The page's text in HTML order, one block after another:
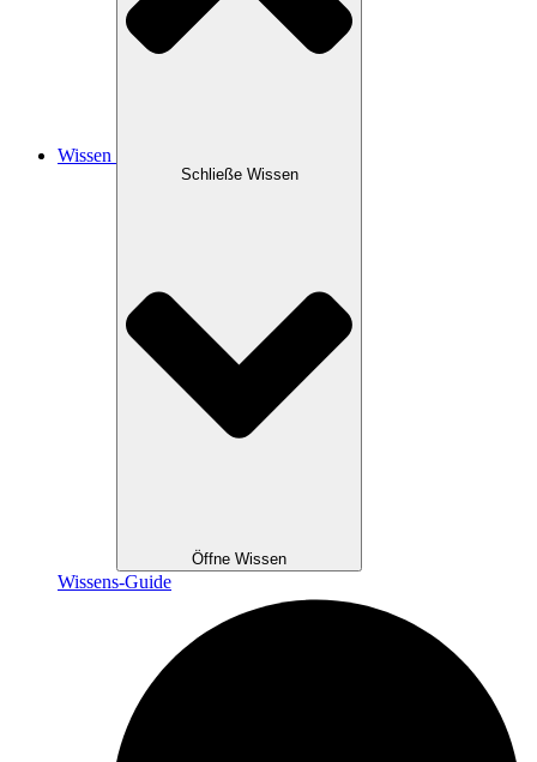
Wissen
Schließe Wissen
Öffne Wissen
Wissens-Guide